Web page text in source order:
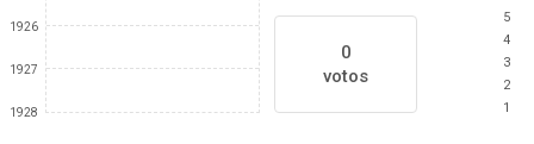
1926
1927
1928
0
votos
5
4
3
2
1